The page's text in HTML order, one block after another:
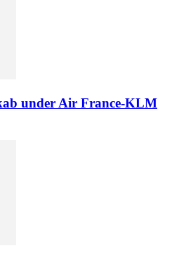
under Air France-KLM